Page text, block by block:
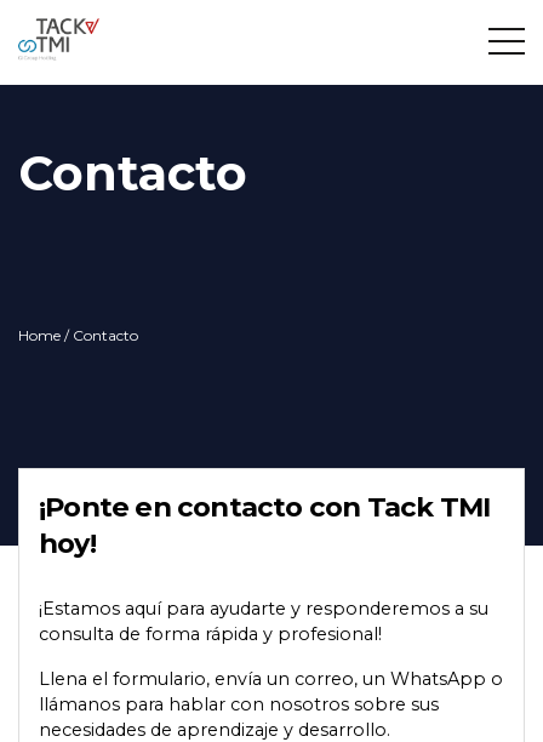
Contacto
Home / Contacto
¡Ponte en contacto con Tack TMI
hoy!
¡Estamos aquí para ayudarte y responderemos a su
consulta de forma rápida y profesional!
Llena el formulario, envía un correo, un WhatsApp o
llámanos para hablar con nosotros sobre sus
necesidades de aprendizaje y desarrollo.